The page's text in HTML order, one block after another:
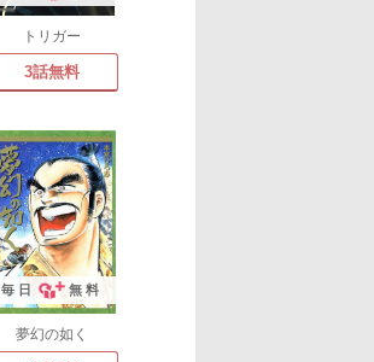
トリガー
3話無料
毎日 無料
夢幻の如く